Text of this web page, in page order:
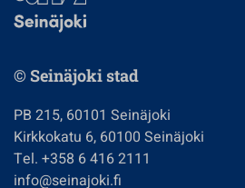
© Seinäjoki stad
PB 215, 60101 Seinäjoki
Kirkkokatu 6, 60100 Seinäjoki
Tel. +358 6 416 2111
info@seinajoki.fi